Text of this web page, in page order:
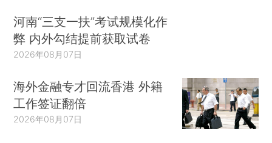
河南“三支一扶”考试规模化作
弊 内外勾结提前获取试卷
2026年08月07日
海外金融专才回流香港 外籍
工作签证翻倍
2026年08月07日